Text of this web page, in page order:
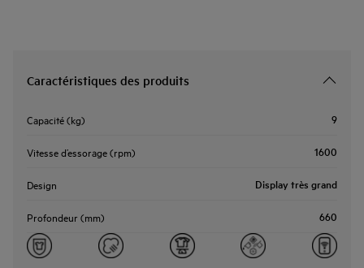
Caractéristiques des produits
Capacité (kg) 9
Vitesse d’essorage (rpm) 1600
Design Display très grand
Profondeur (mm) 660